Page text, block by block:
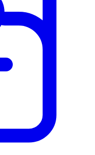
GLE · BODY